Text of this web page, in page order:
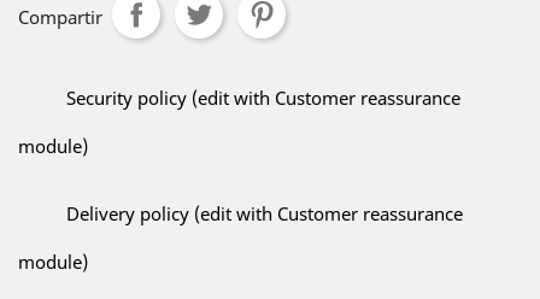
Compartir
Security policy (edit with Customer reassurance
module)
Delivery policy (edit with Customer reassurance
module)